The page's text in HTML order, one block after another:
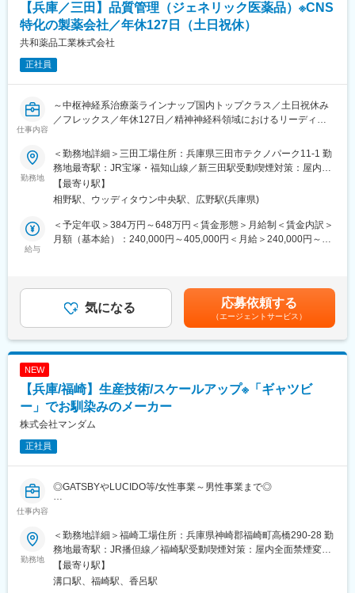
製品を仕上げます。
変更の範囲：会社の定める業務
トな組織体制のため、自分の意見を言いやすい環境が整っていま
す。
支給規定あり
・家族手当、ファミリサポート休暇（5日間支給。ご家族の通院や
100％とご家族がいらっしゃる方にとっても働きやすい環境で
す。
■教育体制
に指導します。さらに、通信教育やGMP教育も充実しており、自
己研鑽の機会が豊富にあります。
すが、将来的には適正に応じて品質管理・保証、研究・開発など
のポジションへの異動も可能です。半年ごとの1on1面談を通じ
て、キャリアプランを一緒に組み立てていきます。
■当社について：
検・メンテナンスを実施。東和薬品の100％子会社として、高品
質な原薬の研究・製造を通じてジェネリック医薬品の安定供給に
貢献しています。原薬の研究ノウハウを活かした選定・品質管理
を行うことで、品質の高い原薬を安定的に確保する体制を構築
変更の範囲：会社の定める業務
【兵庫／三田】品質管理（ジェネリック医薬品）※CNS
特化の製薬会社／年休127日（土日祝休）
共和薬品工業株式会社
正社員
仕事内容
～中枢神経系治療薬ラインナップ国内トップクラス／土日祝休み
／フレックス／年休127日／精神神経科領域におけるリーディン
■業務内容：
製薬メーカーである当社の製剤製造工場にて、品質管理（品質試
験）業務をお任せします。
◎業務詳細
・原料、資材、中間製品、最終製品の試験
・安定性試験
■採用背景・部署について：
・ 現在GMP基準に基づく生産体制・品質管理の強化に取り組んで
おり、医薬品の安全性、品質確保に重要な役割を担う信頼性保証
と業務習得をサポートします。
■当ポジションの魅力：
・空調設備完備、作業服貸与、食堂も常備されている働きやすい
品質管理担当として経験を積んだ後、マネジメントへのキャリア
アップや他の職種へのチャレンジも可能です。
【当社について】
勤務地
＜勤務地詳細＞三田工場住所：兵庫県三田市テクノパーク11-1 勤
務地最寄駅：JR宝塚・福知山線／新三田駅受動喫煙対策：屋内全
面禁煙
【最寄り駅】
相野駅、ウッディタウン中央駅、広野駅(兵庫県)
給与
＜予定年収＞384万円～648万円＜賃金形態＞月給制＜賃金内訳＞
月額（基本給）：240,000円～405,000円＜月給＞240,000円～
も目安の金額であり、選考を通じて上下する可能性があります。
月給(月額)は固定手当を含めた表記です。
気になる 応募依頼する
（エージェントサービス）
NEW
【兵庫/福崎】生産技術/スケールアップ※「ギャツビ
ー」でお馴染みのメーカー
株式会社マンダム
正社員
仕事内容
◎GATSBYやLUCIDO等/女性事業～男性事業まで◎
新製品の生産導入、収益性改善業務を推進している中で、人的リ
ソース、力量不足により時間外労働が慢性化している。
新たな人材の採用による時間外労働の低減を実施し、課内の健康
業務遂行により、更なる知識スキル習得時間確保にも繋げ、
業務の遂行機能強化と生産性向上（効果創出の迅速化）を図るた
勤務地
＜勤務地詳細＞福崎工場住所：兵庫県神崎郡福崎町高橋290-28 勤
務地最寄駅：JR播但線／福崎駅受動喫煙対策：屋内全面禁煙変更
の範囲：会社の定める事業所
【最寄り駅】
溝口駅、福崎駅、香呂駅